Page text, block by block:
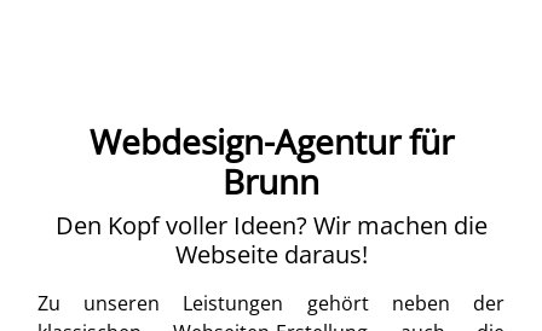
Webdesign-Agentur für
Brunn
Den Kopf voller Ideen? Wir machen die
Webseite daraus!
Zu unseren Leistungen gehört neben der